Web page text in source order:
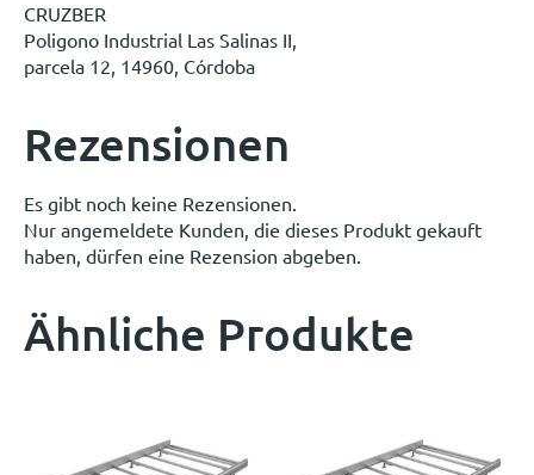
CRUZBER
Poligono Industrial Las Salinas II,
parcela 12, 14960, Córdoba
Rezensionen
Es gibt noch keine Rezensionen.
Nur angemeldete Kunden, die dieses Produkt gekauft
haben, dürfen eine Rezension abgeben.
Ähnliche Produkte